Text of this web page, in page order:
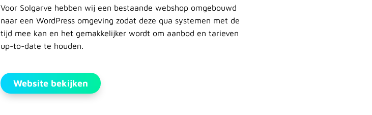
Voor Solgarve hebben wij een bestaande webshop omgebouwd
naar een WordPress omgeving zodat deze qua systemen met de
tijd mee kan en het gemakkelijker wordt om aanbod en tarieven
up-to-date te houden.
Website bekijken